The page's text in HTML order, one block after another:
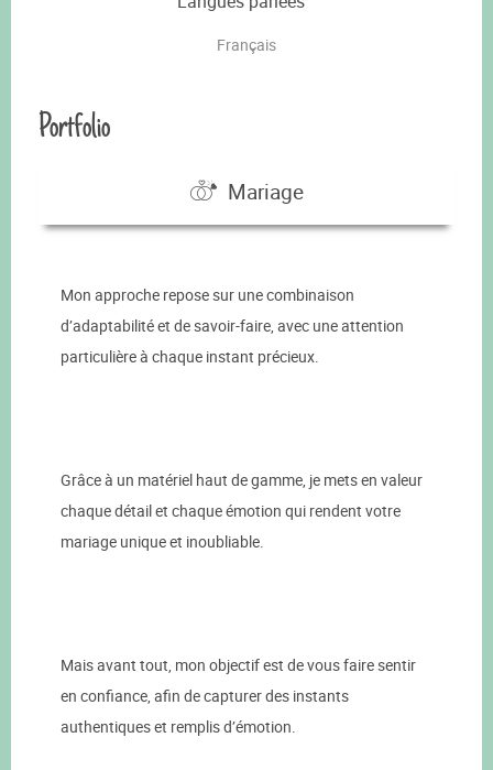
Français
Portfolio
Mariage
Mon approche repose sur une combinaison
d’adaptabilité et de savoir-faire, avec une attention
particulière à chaque instant précieux.
Grâce à un matériel haut de gamme, je mets en valeur
chaque détail et chaque émotion qui rendent votre
mariage unique et inoubliable.
Mais avant tout, mon objectif est de vous faire sentir
en confiance, afin de capturer des instants
authentiques et remplis d’émotion.